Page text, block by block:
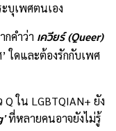
บุเพศตนเอง
กคำว่า เควียร์ (Queer)
ใดและต้องรักกับเพศ
ใน LGBTQIAN+ ยัง
ที่หลายคนอาจยังไม่รู้